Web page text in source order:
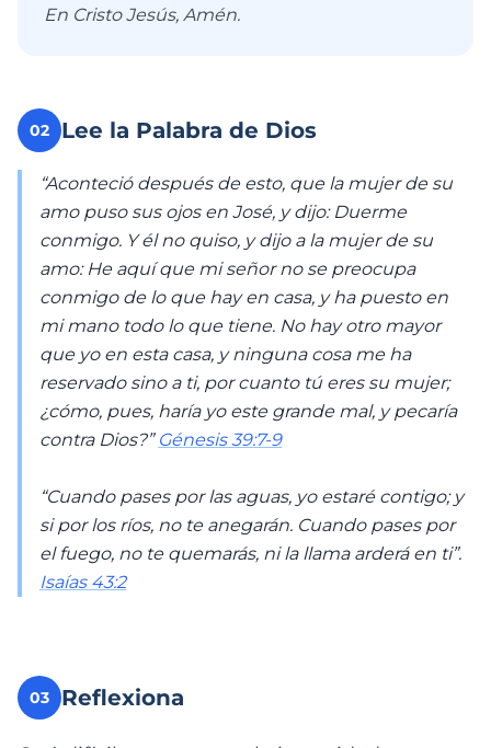
En Cristo Jesús, Amén.
02 Lee la Palabra de Dios
“Aconteció después de esto, que la mujer de su
amo puso sus ojos en José, y dijo: Duerme
conmigo. Y él no quiso, y dijo a la mujer de su
amo: He aquí que mi señor no se preocupa
conmigo de lo que hay en casa, y ha puesto en
mi mano todo lo que tiene. No hay otro mayor
que yo en esta casa, y ninguna cosa me ha
reservado sino a ti, por cuanto tú eres su mujer;
¿cómo, pues, haría yo este grande mal, y pecaría
contra Dios?” Génesis 39:7-9
“Cuando pases por las aguas, yo estaré contigo; y
si por los ríos, no te anegarán. Cuando pases por
el fuego, no te quemarás, ni la llama arderá en ti”.
Isaías 43:2
03 Reflexiona